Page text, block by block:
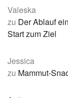
Valeska
zu Der Ablauf
Start zum Ziel
Jessica
zu Mammut-